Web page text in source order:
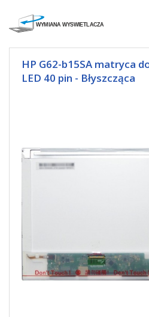
HP G62-b15SA matryca
LED 40 pin - Błyszcząca